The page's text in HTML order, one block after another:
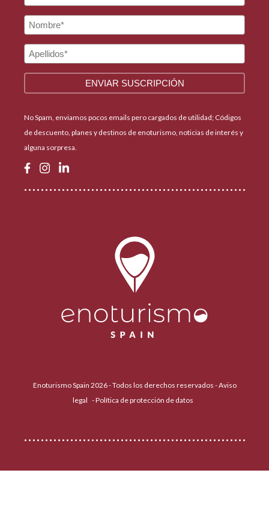
No Spam, enviamos pocos emails pero cargados de utilidad; Códigos
de descuento, planes y destinos de enoturismo, noticias de interés y
alguna sorpresa.
Enoturismo Spain 2026 - Todos los derechos reservados -Aviso
legal -Política de protección de datos